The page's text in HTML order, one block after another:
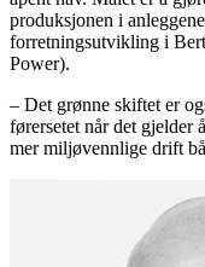
produksjonen i
forretningsutvikling i
Power).
– Det grønne skiftet er
førersetet når det gjelder
mer miljøvennlige drift